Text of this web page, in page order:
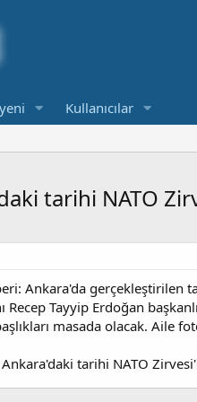
Kullanıcılar
tarihi NATO
Ankara'da gerçekleştirilen
Recep Tayyip Erdoğan
masada olacak. Aile
tarihi NATO